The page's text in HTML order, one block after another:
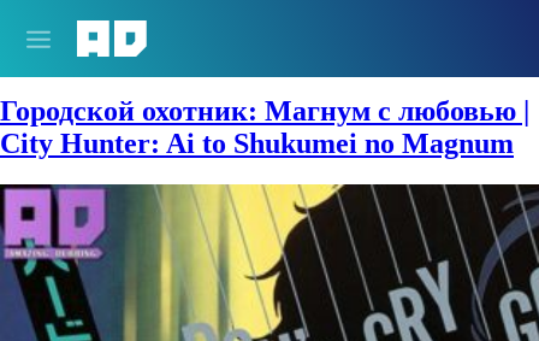
Сезон:1989 год
Городской охотник: Магнум с любовью |
City Hunter: Ai to Shukumei no Magnum